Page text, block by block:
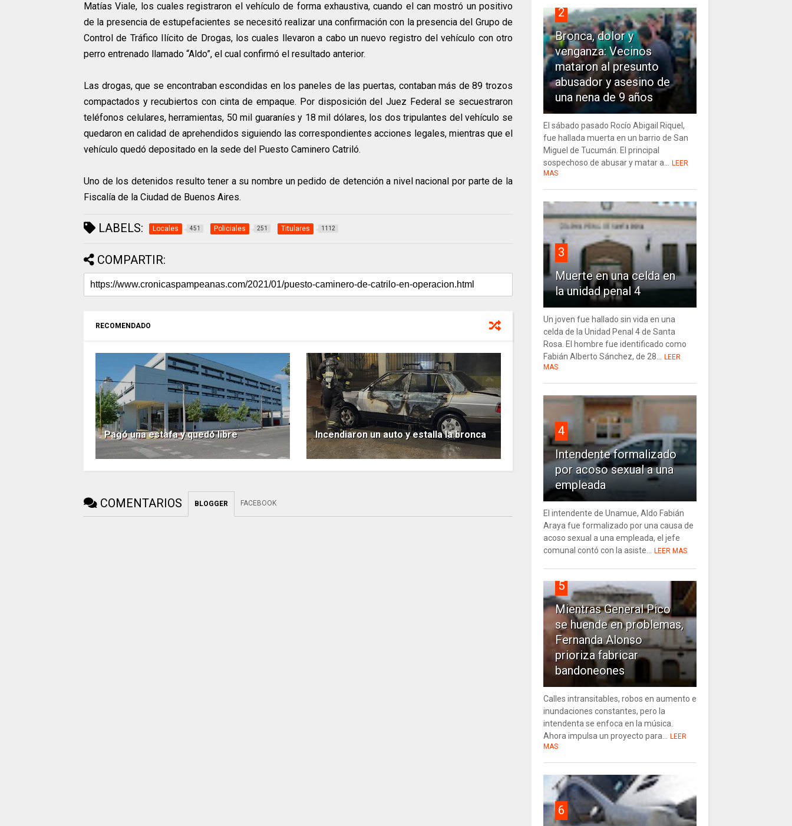
Matías Viale, los cuales registraron el vehículo de forma exhaustiva, cuando el can mostró un positivo
de la presencia de estupefacientes se necesitó realizar una confirmación con la presencia del Grupo de
Control de Tráfico Ilícito de Drogas, los cuales llevaron a cabo un nuevo registro del vehículo con otro
perro entrenado llamado “Aldo”, el cual confirmó el resultado anterior.
Las drogas, que se encontraban escondidas en los paneles de las puertas, contaban más de 89 trozos
compactados y recubiertos con cinta de empaque. Por disposición del Juez Federal se secuestraron
teléfonos celulares, herramientas, 50 mil guaraníes y 18 mil dólares, los dos tripulantes del vehículo se
quedaron en calidad de aprehendidos siguiendo las correspondientes acciones legales, mientras que el
vehículo quedó depositado en la sede del Puesto Caminero Catriló.
Uno de los detenidos resulto tener a su nombre un pedido de detención a nivel nacional por parte de la
Fiscalía de la Ciudad de Buenos Aires.
LABELS: Locales 451 Policiales 251 Titulares 1112
COMPARTIR:
RECOMENDADO
Pagó una estafa y quedó libre Incendiaron un auto y estalla la bronca
COMENTARIOS BLOGGER FACEBOOK
2
Bronca, dolor y
venganza: Vecinos
mataron al presunto
abusador y asesino de
una nena de 9 años
El sábado pasado Rocío Abigail Riquel,
fue hallada muerta en un barrio de San
Miguel de Tucumán. El principal
sospechoso de abusar y matar a... LEER
MAS
3
Muerte en una celda en
la unidad penal 4
Un joven fue hallado sin vida en una
celda de la Unidad Penal 4 de Santa
Rosa. El hombre fue identificado como
Fabián Alberto Sánchez, de 28... LEER
MAS
4
Intendente formalizado
por acoso sexual a una
empleada
El intendente de Unamue, Aldo Fabián
Araya fue formalizado por una causa de
acoso sexual a una empleada, el jefe
comunal contó con la asiste... LEER MAS
5
Mientras General Pico
se huende en problemas,
Fernanda Alonso
prioriza fabricar
bandoneones
Calles intransitables, robos en aumento e
inundaciones constantes, pero la
intendenta se enfoca en la música.
Ahora impulsa un proyecto para... LEER
MAS
6